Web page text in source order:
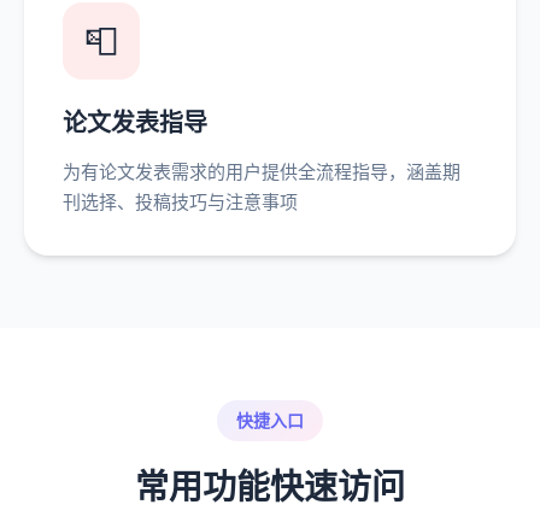
📮
论文发表指导
为有论文发表需求的用户提供全流程指导，涵盖期
刊选择、投稿技巧与注意事项
快捷入口
常用功能快速访问